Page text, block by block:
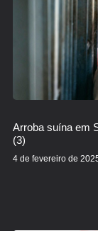
Arroba suína em
(3)
4 de fevereiro de